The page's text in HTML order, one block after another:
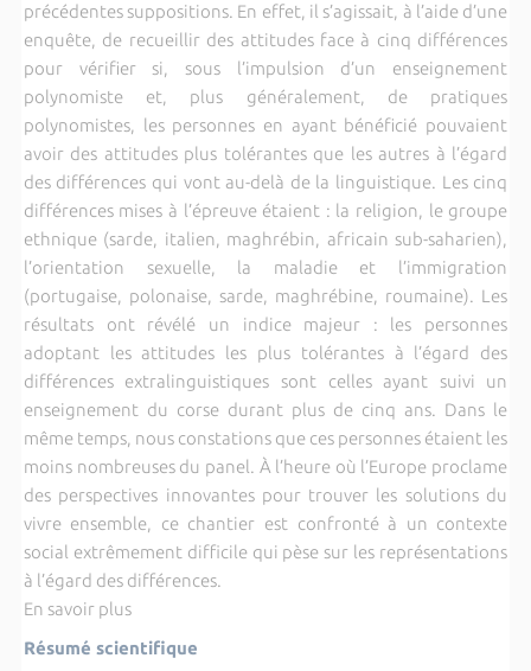
précédentes suppositions. En effet, il s’agissait, à l’aide d’une
enquête, de recueillir des attitudes face à cinq différences
pour vérifier si, sous l’impulsion d’un enseignement
polynomiste et, plus généralement, de pratiques
polynomistes, les personnes en ayant bénéficié pouvaient
avoir des attitudes plus tolérantes que les autres à l’égard
des différences qui vont au-delà de la linguistique. Les cinq
différences mises à l’épreuve étaient : la religion, le groupe
ethnique (sarde, italien, maghrébin, africain sub-saharien),
l’orientation sexuelle, la maladie et l’immigration
(portugaise, polonaise, sarde, maghrébine, roumaine). Les
résultats ont révélé un indice majeur : les personnes
adoptant les attitudes les plus tolérantes à l’égard des
différences extralinguistiques sont celles ayant suivi un
enseignement du corse durant plus de cinq ans. Dans le
même temps, nous constations que ces personnes étaient les
moins nombreuses du panel. À l’heure où l’Europe proclame
des perspectives innovantes pour trouver les solutions du
vivre ensemble, ce chantier est confronté à un contexte
social extrêmement difficile qui pèse sur les représentations
à l’égard des différences.
En savoir plus
Résumé scientifique